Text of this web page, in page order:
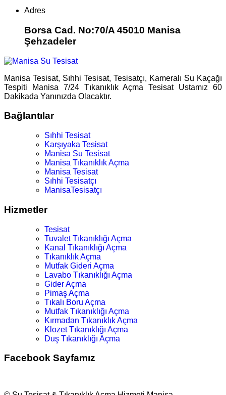
Adres
Borsa Cad. No:70/A 45010 Manisa
Şehzadeler
Manisa Tesisat, Sıhhi Tesisat, Tesisatçı, Kameralı Su Kaçağı
Tespiti Manisa 7/24 Tıkanıklık Açma Tesisat Ustamız 60
Dakikada Yanınızda Olacaktır.
Bağlantılar
Sıhhi Tesisat
Karşıyaka Tesisat
Manisa Su Tesisat
Manisa Tıkanıklık Açma
Manisa Tesisat
Sıhhi Tesisatçı
ManisaTesisatçı
Hizmetler
Tesisat
Tuvalet Tıkanıklığı Açma
Kanal Tıkanıklığı Açma
Tıkanıklık Açma
Mutfak Gideri Açma
Lavabo Tıkanıklığı Açma
Gider Açma
Pimaş Açma
Tıkalı Boru Açma
Mutfak Tıkanıklığı Açma
Kırmadan Tıkanıklık Açma
Klozet Tıkanıklığı Açma
Duş Tıkanıklığı Açma
Facebook Sayfamız